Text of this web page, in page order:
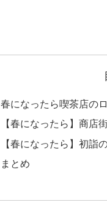
春になったら喫茶店の
【春になったら】商店
【春になったら】初詣
まとめ